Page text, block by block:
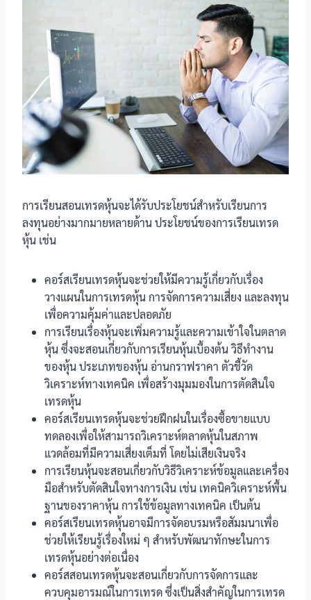
การเรียนสอนเทรดหุ้นจะได้รับประโยชน์สำหรับเรียนการ
ลงทุนอย่างมากมายหลายด้าน ประโยชน์ของการเรียนเทรด
หุ้น เช่น
คอร์สเรียนเทรดหุ้นจะช่วยให้มีความรู้เกี่ยวกับเรื่อง
วางแผนในการเทรดหุ้น การจัดการความเสี่ยง และลงทุน
เพื่อความคุ้มค่าและปลอดภัย
การเรียนเรื่องหุ้นจะเพิ่มความรู้และความเข้าใจในตลาด
หุ้น ซึ่งจะสอนเกี่ยวกับการเรียนหุ้นเบื้องต้น วิธีทำงาน
ของหุ้น ประเภทของหุ้น อ่านกราฟราคา ตัวชี้วัด
วิเคราะห์ทางเทคนิค เพื่อสร้างมุมมองในการตัดสินใจ
เทรดหุ้น
คอร์สเรียนเทรดหุ้นจะช่วยฝึกฝนในเรื่องซื้อขายแบบ
ทดลองเพื่อให้สามารถวิเคราะห์ตลาดหุ้นในสภาพ
แวดล้อมที่มีความเสี่ยงเต็มที่ โดยไม่เสียเงินจริง
การเรียนหุ้นจะสอนเกี่ยวกับวิธีวิเคราะห์ข้อมูลและเครื่อง
มือสำหรับตัดสินใจทางการเงิน เช่น เทคนิควิเคราะห์พื้น
ฐานของราคาหุ้น การใช้ข้อมูลทางเทคนิค เป็นต้น
คอร์สเรียนเทรดหุ้นอาจมีการจัดอบรมหรือสัมมนาเพื่อ
ช่วยให้เรียนรู้เรื่องใหม่ ๆ สำหรับพัฒนาทักษะในการ
เทรดหุ้นอย่างต่อเนื่อง
คอร์สสอนเทรดหุ้นจะสอนเกี่ยวกับการจัดการและ
ควบคุมอารมณ์ในการเทรด ซึ่งเป็นสิ่งสำคัญในการเทรด